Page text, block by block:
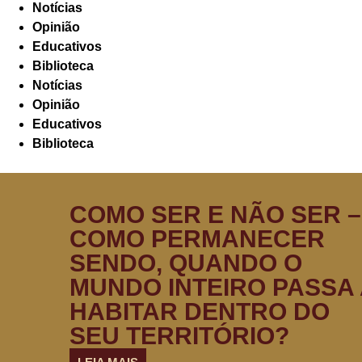
Notícias
Opinião
Educativos
Biblioteca
Notícias
Opinião
Educativos
Biblioteca
COMO SER E NÃO SER –
COMO PERMANECER
SENDO, QUANDO O
MUNDO INTEIRO PASSA
HABITAR DENTRO DO
SEU TERRITÓRIO?